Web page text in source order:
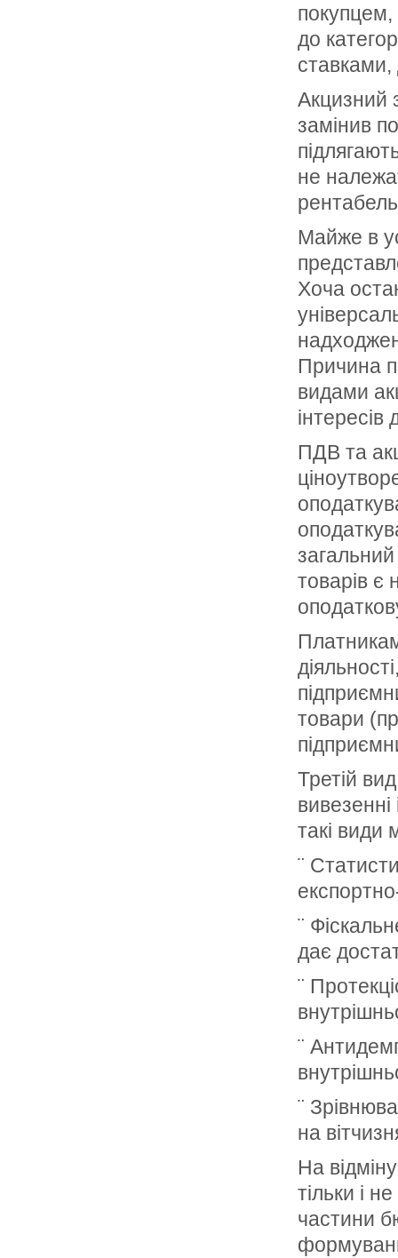
покупцем,
до
Акцизний
замінив
не
Майже в
Хоча
Причина
видами
ПДВ та
загальний
товарів є
товари
Третій
вивезенні
такі види
¨
¨
дає
¨
¨
¨
на
На
тільки і
частини